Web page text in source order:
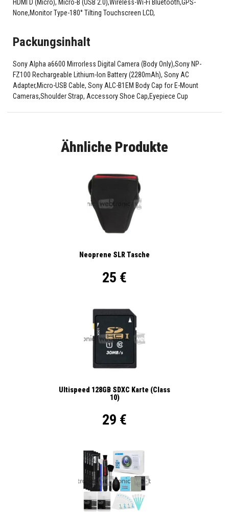
HDMI D (Micro), Micro-B (USB 2.0),Wireless-Wi-Fi Bluetooth,GPS-
None,Monitor Type-180° Tilting Touchscreen LCD,
Packungsinhalt
Sony Alpha a6600 Mirrorless Digital Camera (Body Only),Sony NP-
FZ100 Rechargeable Lithium-Ion Battery (2280mAh), Sony AC
Adapter,Micro-USB Cable, Sony ALC-B1EM Body Cap for E-Mount
Cameras,Shoulder Strap, Accessory Shoe Cap,Eyepiece Cup
Ähnliche Produkte
Neoprene SLR Tasche
25 €
Ultispeed 128GB SDXC Karte (Class
10)
29 €